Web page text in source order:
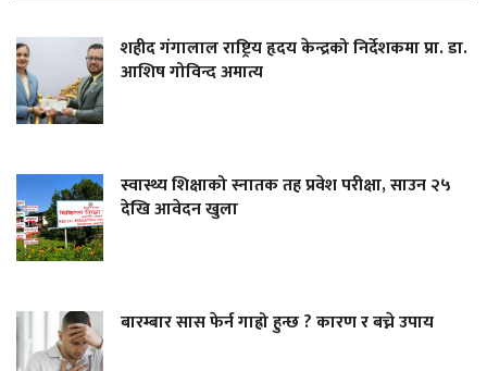
शहीद गंगालाल राष्ट्रिय हृदय केन्द्रको निर्देशकमा प्रा. डा.
आशिष गोविन्द अमात्य
स्वास्थ्य शिक्षाको स्नातक तह प्रवेश परीक्षा, साउन २५
देखि आवेदन खुला
बारम्बार सास फेर्न गाह्रो हुन्छ ? कारण र बच्ने उपाय